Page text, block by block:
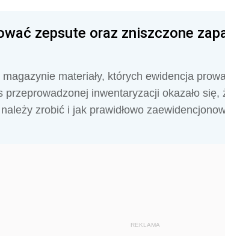
zepsute oraz zniszczone
materiały, których ewidencja
przeprowadzonej inwentaryzacji okazało się,
zrobić i jak prawidłowo
REKLAMA